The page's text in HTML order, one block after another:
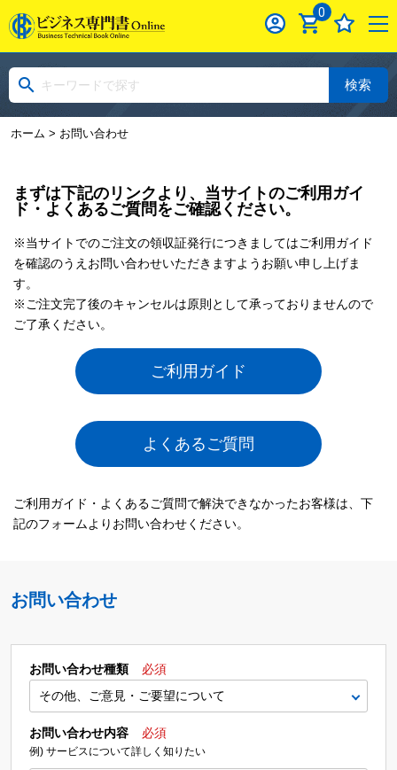
0
検索
ホーム > お問い合わせ
まずは下記のリンクより、当サイトのご利用ガイ
ド・よくあるご質問をご確認ください。
※当サイトでのご注文の領収証発行につきましてはご利用ガイド
を確認のうえお問い合わせいただきますようお願い申し上げま
す。
※ご注文完了後のキャンセルは原則として承っておりませんので
ご了承ください。
ご利用ガイド
よくあるご質問
ご利用ガイド・よくあるご質問で解決できなかったお客様は、下
記のフォームよりお問い合わせください。
お問い合わせ
お問い合わせ種類 必須
お問い合わせ内容 必須
例) サービスについて詳しく知りたい